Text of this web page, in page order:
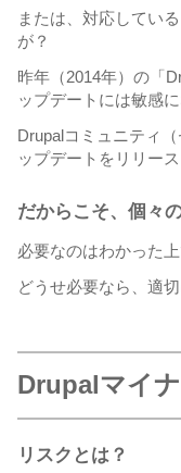
または、対応してい
が？
昨年（2014年）の「
ップデートには敏感
Drupalコミュニティ
ップデートをリリー
だからこそ、個々
必要なのはわかった
どうせ必要なら、適
Drupalマイ
リスクとは？